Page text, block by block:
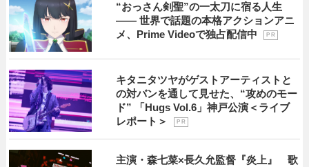
“おっさん剣聖”の一太刀に宿る人生
―― 世界で話題の本格アクションアニ
メ、Prime Videoで独占配信中
P R
キタニタツヤがゲストアーティストと
の対バンを通して見せた、“攻めのモー
ド” 「Hugs Vol.6」神戸公演＜ライブ
レポート＞
P R
主演・森七菜×長久允監督『炎上』 歌